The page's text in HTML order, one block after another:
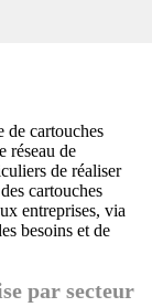
de cartouches
réseau de
de réaliser
cartouches
entreprises, via
besoins et de
par secteur